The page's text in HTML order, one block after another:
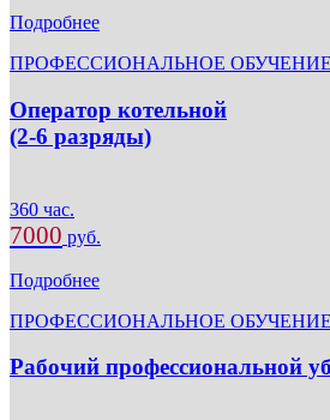
Подробнее
ПРОФЕССИОНАЛЬНОЕ ОБУЧЕНИЕ
Оператор котельной
(2-6 разряды)
360 час.
7000 руб.
Подробнее
ПРОФЕССИОНАЛЬНОЕ ОБУЧЕНИЕ
Рабочий профессиональной